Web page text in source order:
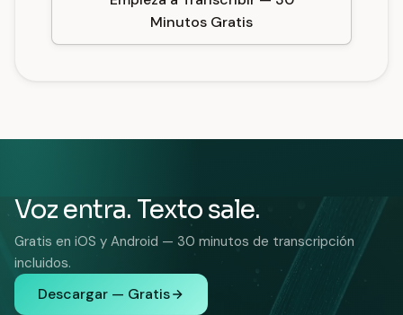
Minutos Gratis
Voz entra. Texto sale.
Gratis en iOS y Android — 30 minutos de transcripción
incluidos.
Descargar — Gratis